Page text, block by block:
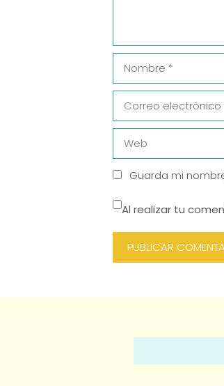
Nombre
Correo
electrónico
Web
Guarda mi
Al realizar tu